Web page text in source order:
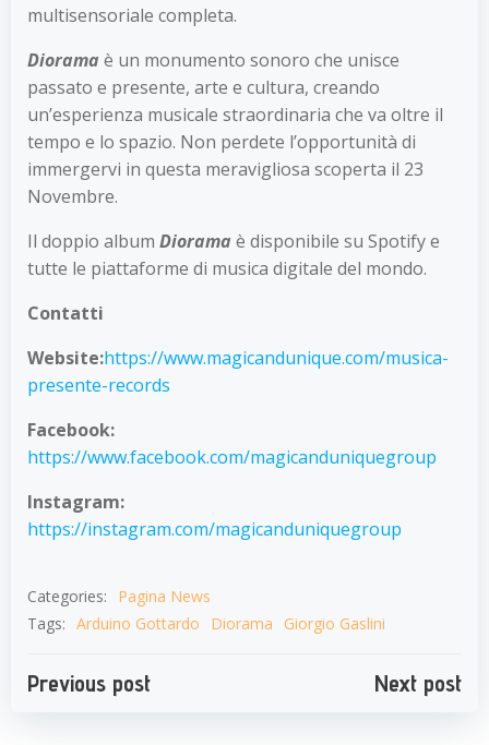
multisensoriale completa.
Diorama è un monumento sonoro che unisce
passato e presente, arte e cultura, creando
un’esperienza musicale straordinaria che va oltre il
tempo e lo spazio. Non perdete l’opportunità di
immergervi in questa meravigliosa scoperta il 23
Novembre.
Il doppio album Diorama è disponibile su Spotify e
tutte le piattaforme di musica digitale del mondo.
Contatti
Website:https://www.magicandunique.com/musica-
presente-records
Facebook:
https://www.facebook.com/magicanduniquegroup
Instagram:
https://instagram.com/magicanduniquegroup
Categories:
Pagina News
Tags: Arduino Gottardo Diorama Giorgio Gaslini
Navigazione
Previous post
Navigazione
Next post